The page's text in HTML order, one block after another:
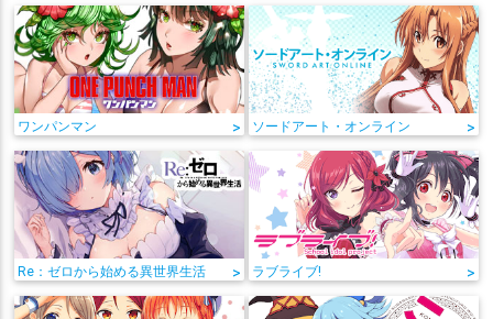
ワンパンマン > ソードアート・オンライン >
Re：ゼロから始める異世界生活 > ラブライブ! >